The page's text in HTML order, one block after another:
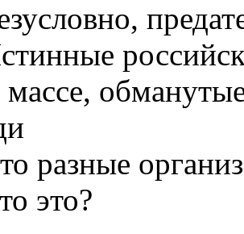
разные
это?